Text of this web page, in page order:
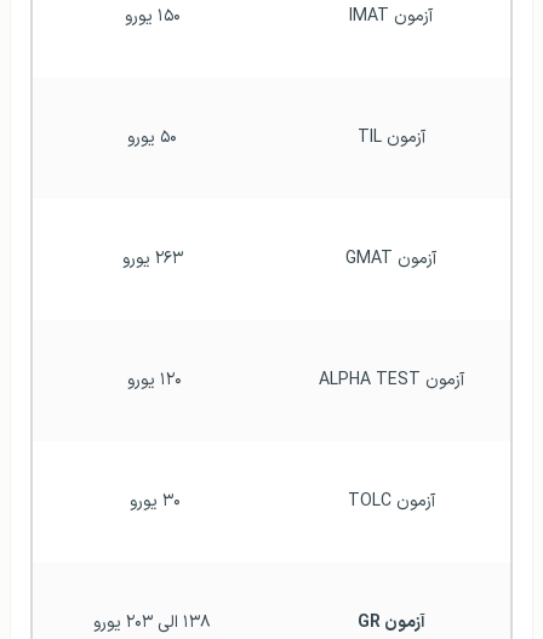
آزمون IMAT ۱۵۰ یورو
آزمون TIL ۵۰ یورو
آزمون GMAT ۲۶۳ یورو
آزمون ALPHA TEST ۱۲۰ یورو
آزمون TOLC ۳۰ یورو
آزمون GR ۱۳۸ الی ۲۰۳ یورو